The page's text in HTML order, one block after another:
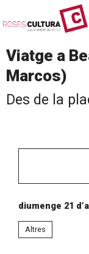
Viatge a
Marcos)
Des de la
diumenge 21
Altres